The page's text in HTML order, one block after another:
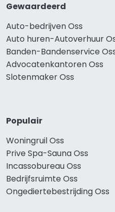
Gewaardeerd
Auto-bedrijven Oss
Auto huren-Autoverhuur
Banden-Bandenservice
Advocatenkantoren Oss
Slotenmaker Oss
Populair
Woningruil Oss
Prive Spa-Sauna Oss
Incassobureau Oss
Bedrijfsruimte Oss
Ongediertebestrijding Oss